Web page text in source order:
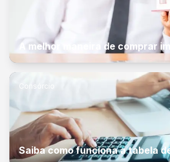
A melhor maneira de comprar
Consórcio
Saiba como funciona a tabela